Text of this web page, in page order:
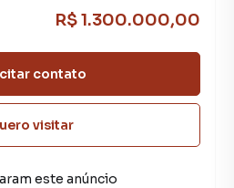
R$ 1.300.000,00
contato
visitar
este anúncio